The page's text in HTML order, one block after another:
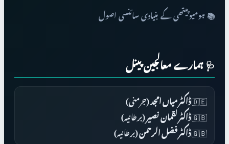
📚 ہومیوپیتھی کے بنیادی سائنسی اصول
🩺 ہمارے معالجین پینل
🇩🇪ڈاکٹر میاں امجد(جرمنی)
🇬🇧ڈاکٹر لقمان نصیر(برطانیہ)
🇬🇧ڈاکٹر فضل الرحمن(برطانیہ)